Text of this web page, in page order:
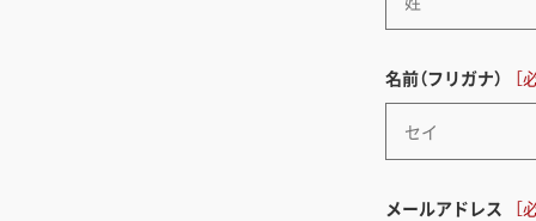
名前（フリガナ）
メールアドレス